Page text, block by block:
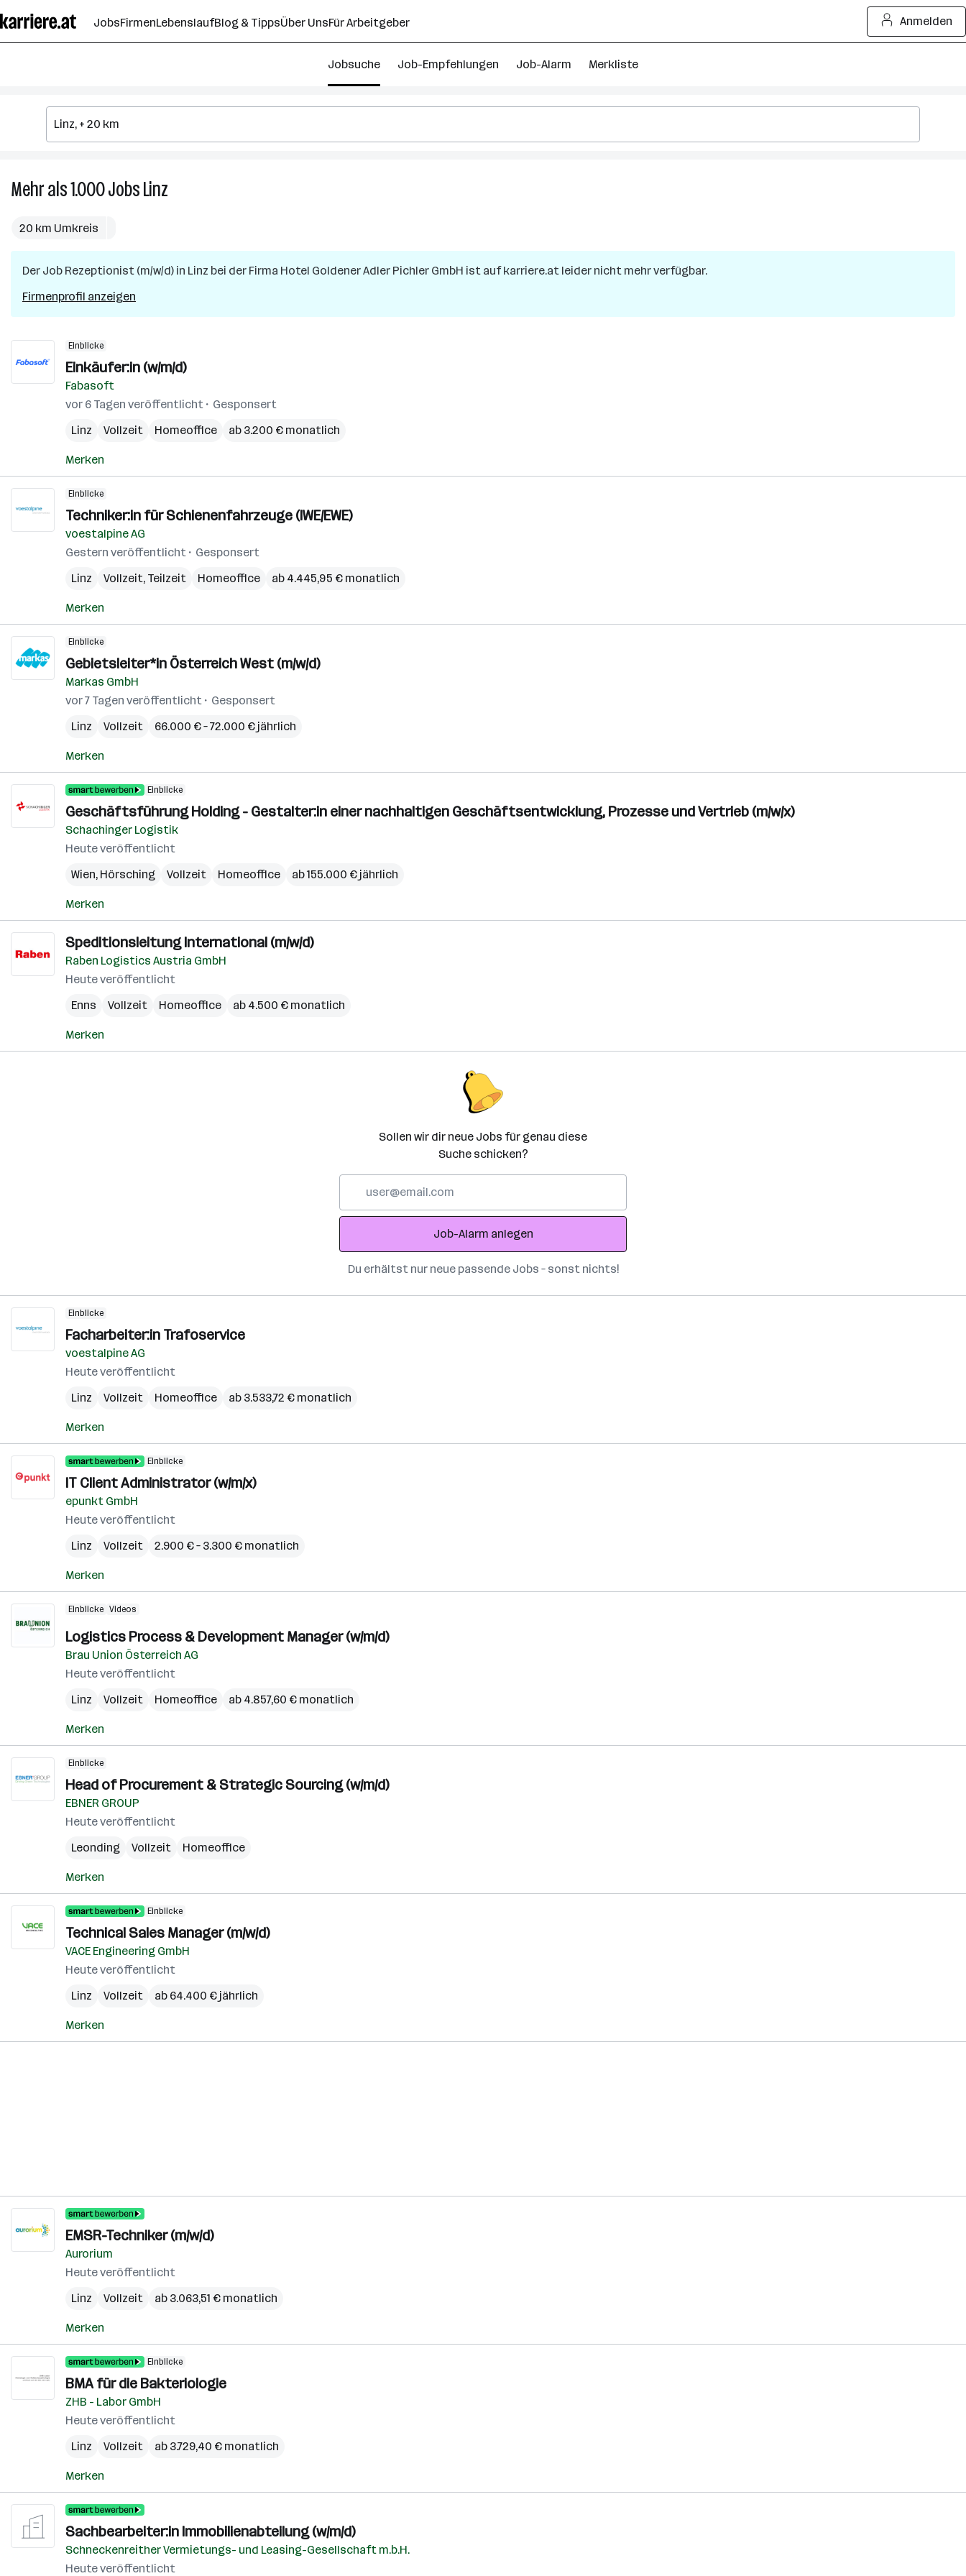
Seiteninhalt
springen
JobsFirmenLebenslaufBlog & TippsÜber UnsFür Arbeitgeber Anmelden
Jobsuche Job-Empfehlungen Job-Alarm Merkliste
Mehr als 1.000JobsLinz
in
Linz
20 km Umkreis
Der Job Rezeptionist (m/w/d) in Linz bei der Firma Hotel Goldener Adler Pichler GmbH ist auf karriere.at leider nicht mehr verfügbar.
Firmenprofil anzeigen
Einblicke
Einkäufer:in (w/m/d)
Fabasoft
vor 6 Tagen veröffentlicht
Gesponsert
Linz
Vollzeit Homeoffice ab 3.200 € monatlich
Merken
Einblicke
Techniker:in für Schienenfahrzeuge (IWE/EWE)
voestalpine AG
Gestern veröffentlicht
Gesponsert
Linz
Vollzeit, Teilzeit Homeoffice ab 4.445,95 € monatlich
Merken
Einblicke
Gebietsleiter*in Österreich West (m/w/d)
Markas GmbH
vor 7 Tagen veröffentlicht
Gesponsert
Linz
Vollzeit 66.000 € – 72.000 € jährlich
Merken
Einblicke
Geschäftsführung Holding - Gestalter:in einer nachhaltigen Geschäftsentwicklung, Prozesse und Vertrieb (m/w/x)
Schachinger Logistik
Heute veröffentlicht
Wien, Hörsching Vollzeit Homeoffice ab 155.000 € jährlich
Merken
Speditionsleitung International (m/w/d)
Raben Logistics Austria GmbH
Heute veröffentlicht
Enns
Vollzeit Homeoffice ab 4.500 € monatlich
Merken
Sollen wir dir neue Jobs für genau diese
Suche schicken?
Adresse
Job-Alarm anlegen
Du erhältst nur neue passende Jobs – sonst nichts!
Einblicke
Facharbeiter:in Trafoservice
voestalpine AG
Heute veröffentlicht
Linz
Vollzeit Homeoffice ab 3.533,72 € monatlich
Merken
Einblicke
IT Client Administrator (w/m/x)
epunkt GmbH
Heute veröffentlicht
Linz
Vollzeit 2.900 € – 3.300 € monatlich
Merken
Einblicke Videos
Logistics Process & Development Manager (w/m/d)
Brau Union Österreich AG
Heute veröffentlicht
Linz
Vollzeit Homeoffice ab 4.857,60 € monatlich
Merken
Einblicke
Head of Procurement & Strategic Sourcing (w/m/d)
EBNER GROUP
Heute veröffentlicht
Leonding
Vollzeit Homeoffice
Merken
Einblicke
Technical Sales Manager (m/w/d)
VACE Engineering GmbH
Heute veröffentlicht
Linz
Vollzeit ab 64.400 € jährlich
Merken
EMSR-Techniker (m/w/d)
Aurorium
Heute veröffentlicht
Linz
Vollzeit ab 3.063,51 € monatlich
Merken
Einblicke
BMA für die Bakteriologie
ZHB - Labor GmbH
Heute veröffentlicht
Linz
Vollzeit ab 3.729,40 € monatlich
Merken
Sachbearbeiter:in Immobilienabteilung (w/m/d)
Schneckenreither Vermietungs- und Leasing-Gesellschaft m.b.H.
Heute veröffentlicht